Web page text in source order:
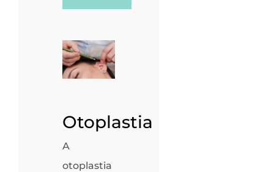
Otoplastia
A
otoplastia